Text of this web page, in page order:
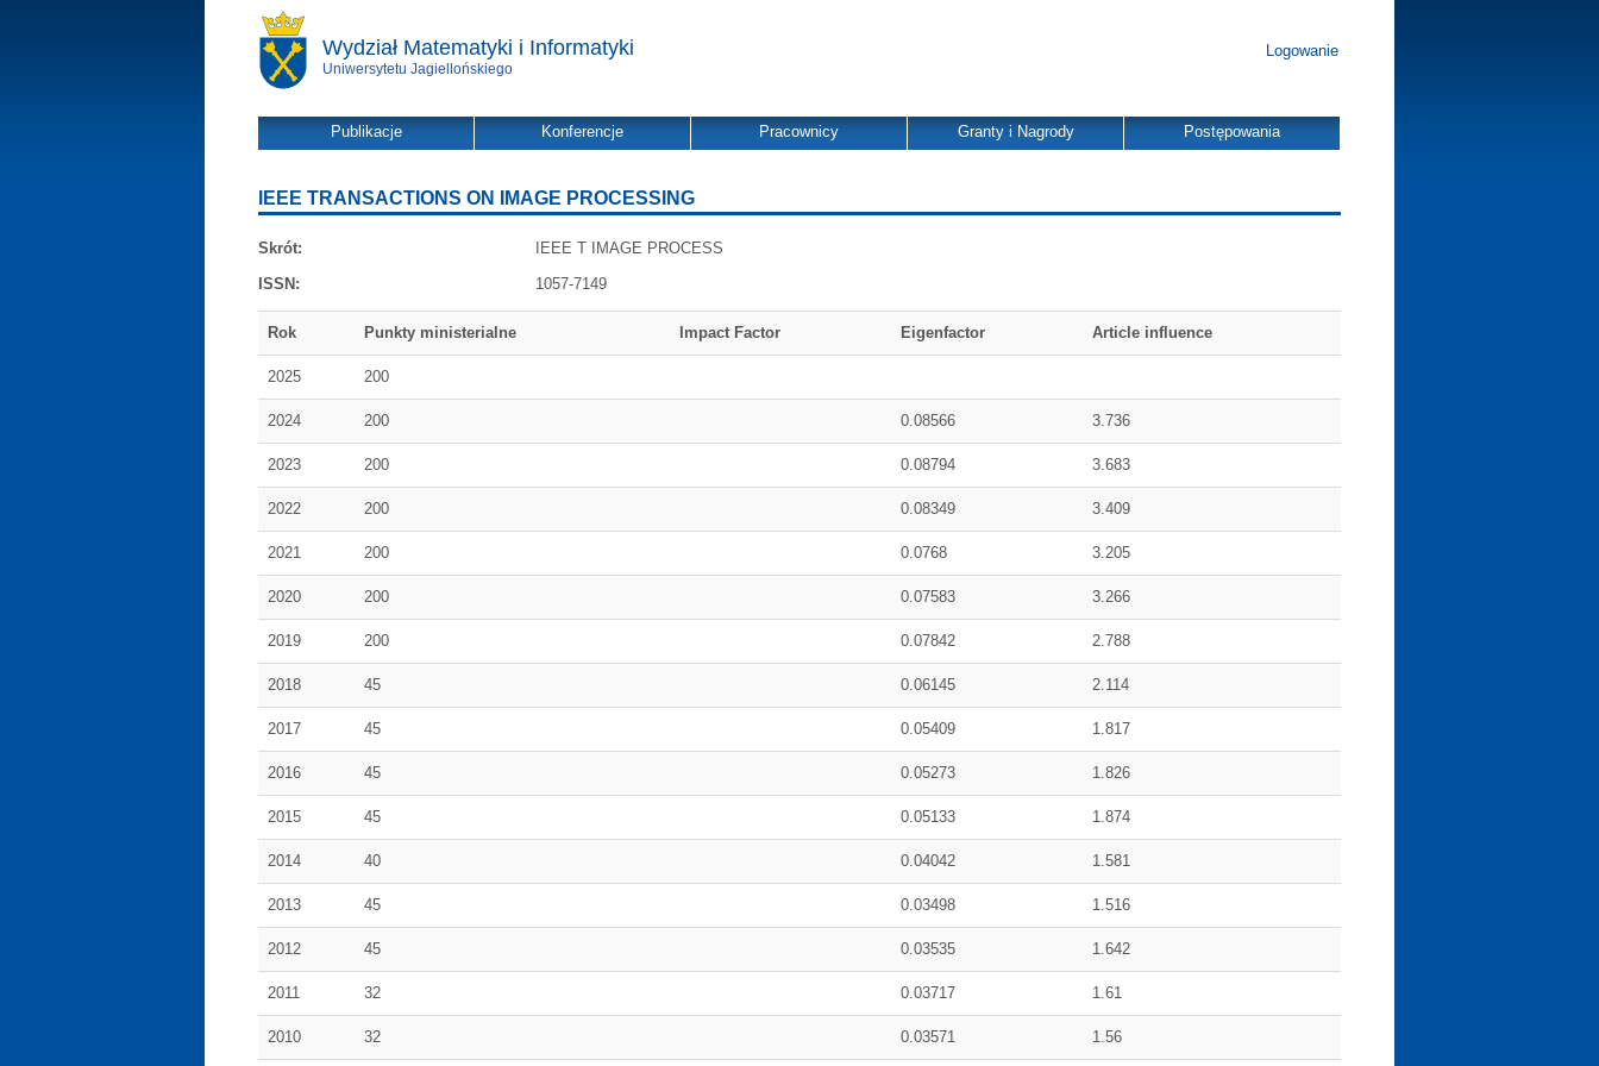
Wydział Matematyki i Informatyki
Uniwersytetu Jagiellońskiego
Logowanie
Publikacje Konferencje Pracownicy Granty i Nagrody Postępowania
IEEE TRANSACTIONS ON IMAGE PROCESSING
Skrót:
IEEE T IMAGE PROCESS
ISSN:
1057-7149
Rok Punkty ministerialne Impact Factor Eigenfactor Article influence
2025 200
2024 200 0.08566 3.736
2023 200 0.08794 3.683
2022 200 0.08349 3.409
2021 200 0.0768 3.205
2020 200 0.07583 3.266
2019 200 0.07842 2.788
2018 45 0.06145 2.114
2017 45 0.05409 1.817
2016 45 0.05273 1.826
2015 45 0.05133 1.874
2014 40 0.04042 1.581
2013 45 0.03498 1.516
2012 45 0.03535 1.642
2011 32 0.03717 1.61
2010 32 0.03571 1.56